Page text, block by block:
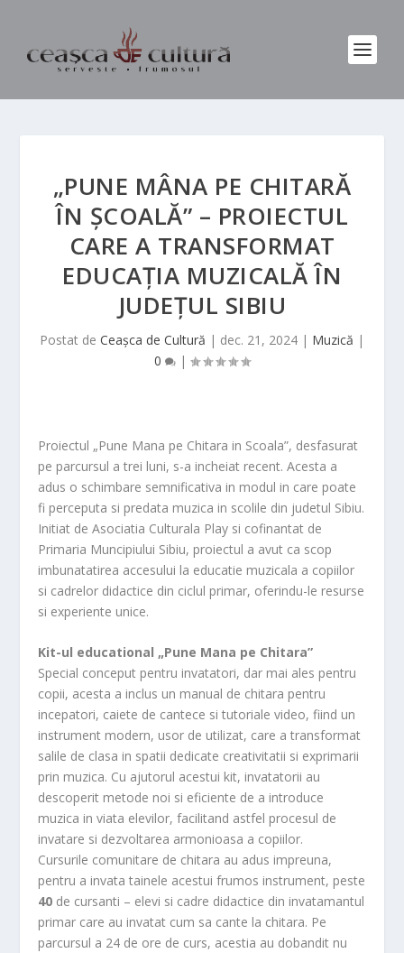
„PUNE MÂNA PE CHITARĂ
ÎN ȘCOALĂ” – PROIECTUL
CARE A TRANSFORMAT
EDUCAȚIA MUZICALĂ ÎN
JUDEȚUL SIBIU
Postat de Ceașca de Cultură | dec. 21, 2024 | Muzică |
0
|
Proiectul „Pune Mana pe Chitara in Scoala”, desfasurat
pe parcursul a trei luni, s-a incheiat recent. Acesta a
adus o schimbare semnificativa in modul in care poate
fi perceputa si predata muzica in scolile din judetul Sibiu.
Initiat de Asociatia Culturala Play si cofinantat de
Primaria Muncipiului Sibiu, proiectul a avut ca scop
imbunatatirea accesului la educatie muzicala a copiilor
si cadrelor didactice din ciclul primar, oferindu-le resurse
si experiente unice.
Kit-ul educational „Pune Mana pe Chitara”
Special conceput pentru invatatori, dar mai ales pentru
copii, acesta a inclus un manual de chitara pentru
incepatori, caiete de cantece si tutoriale video, fiind un
instrument modern, usor de utilizat, care a transformat
salile de clasa in spatii dedicate creativitatii si exprimarii
prin muzica. Cu ajutorul acestui kit, invatatorii au
descoperit metode noi si eficiente de a introduce
muzica in viata elevilor, facilitand astfel procesul de
invatare si dezvoltarea armonioasa a copiilor.
Cursurile comunitare de chitara au adus impreuna,
pentru a invata tainele acestui frumos instrument, peste
40 de cursanti – elevi si cadre didactice din invatamantul
primar care au invatat cum sa cante la chitara. Pe
parcursul a 24 de ore de curs, acestia au dobandit nu